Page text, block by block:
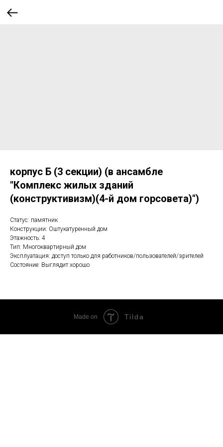
корпус Б (3 секции) (в ансамбле
"Комплекс жилых зданий
(конструктивизм)(4-й дом горсовета)")
Статус: памятник
Конструкции: Оштукатуренный дом
Этажность: 4
Тип: Многоквартирный дом
Эксплуатация: доступ только для работников/пользователей/зрителей
Состояние: Выглядит хорошо
Made on Tilda